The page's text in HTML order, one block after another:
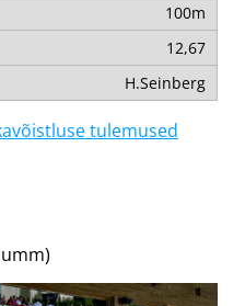
100m
12,67
H.Seinberg
tulemused